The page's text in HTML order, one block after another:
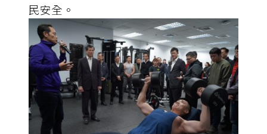
民安全。